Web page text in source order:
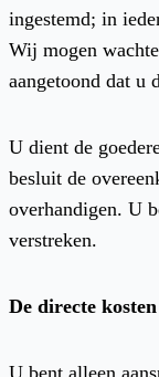
ingestemd; in
Wij mogen
aangetoond dat u
U dient de
besluit de
overhandigen. U
verstreken.
De directe
U bent alleen